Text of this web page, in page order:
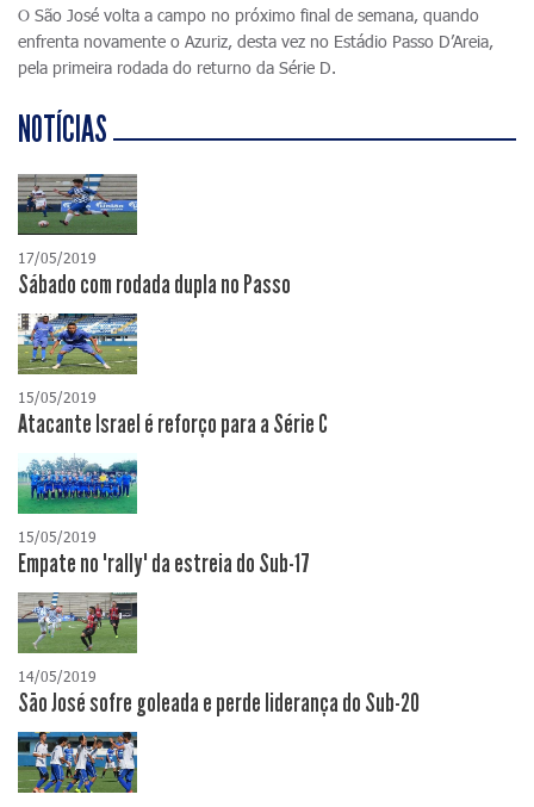
O São José volta a campo no próximo final de semana, quando
enfrenta novamente o Azuriz, desta vez no Estádio Passo D’Areia,
pela primeira rodada do returno da Série D.
NOTÍCIAS
17/05/2019
Sábado com rodada dupla no Passo
15/05/2019
Atacante Israel é reforço para a Série C
15/05/2019
Empate no "rally" da estreia do Sub-17
14/05/2019
São José sofre goleada e perde liderança do Sub-20